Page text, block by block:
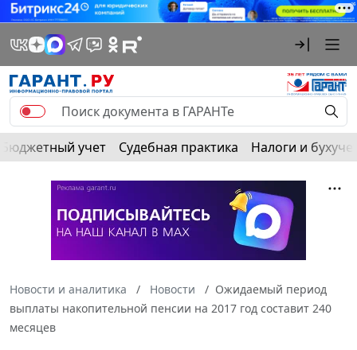
Бюджетный учет Судебная практика Налоги и
Новости и аналитика Новости
Ожидаемый период
выплаты накопительной пенсии на 2017 год составит 240
месяцев